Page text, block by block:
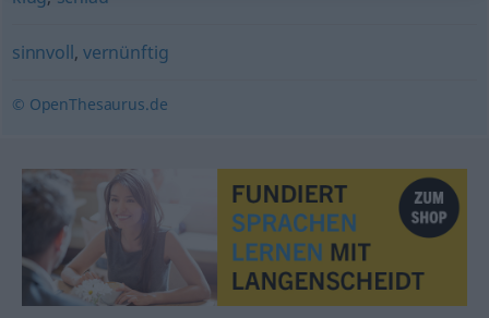
sinnvoll, vernünftig
© OpenThesaurus.de